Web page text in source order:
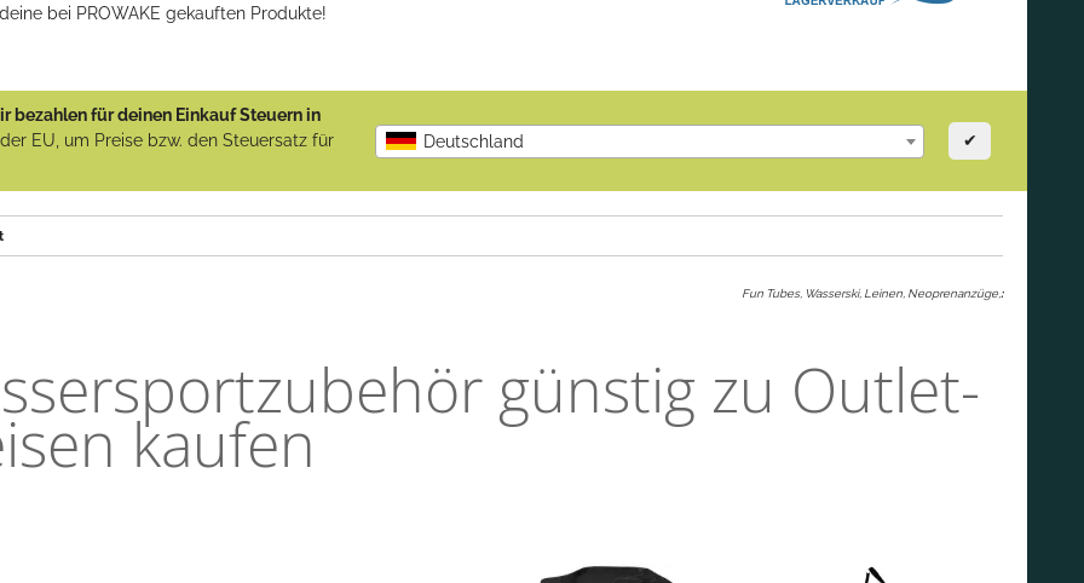
deine bei PROWAKE gekauften Produkte!
bezahlen für deinen Einkauf Steuern in
EU, um Preise bzw. den Steuersatz für
Deutschland ✔
Fun Tubes, Wasserski, Leinen, Neoprenanzüge,:
günstig zu Outlet-
kaufen